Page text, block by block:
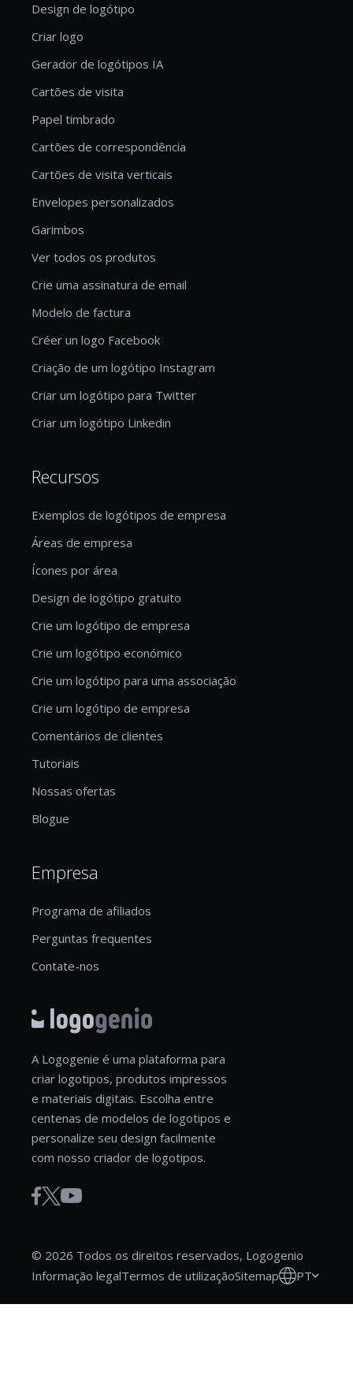
Design de logótipo
Criar logo
Gerador de logótipos IA
Cartões de visita
Papel timbrado
Cartões de correspondência
Cartões de visita verticais
Envelopes personalizados
Garimbos
Ver todos os produtos
Crie uma assinatura de email
Modelo de factura
Créer un logo Facebook
Criação de um logótipo Instagram
Criar um logótipo para Twitter
Criar um logótipo Linkedin
Recursos
Exemplos de logótipos de empresa
Áreas de empresa
Ícones por área
Design de logótipo gratuito
Crie um logótipo de empresa
Crie um logótipo económico
Crie um logótipo para uma associação
Crie um logótipo de empresa
Comentários de clientes
Tutoriais
Nossas ofertas
Blogue
Empresa
Programa de afiliados
Perguntas frequentes
Contate-nos
A Logogenie é uma plataforma para
criar logotipos, produtos impressos
e materiais digitais. Escolha entre
centenas de modelos de logotipos e
personalize seu design facilmente
com nosso criador de logotipos.
© 2026 Todos os direitos reservados, Logogenio
Informação legalTermos de utilizaçãoSitemap PT